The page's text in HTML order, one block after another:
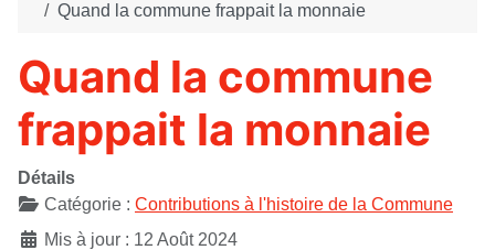
Quand la commune frappait la monnaie
Quand la commune
frappait la monnaie
Détails
Catégorie : Contributions à l'histoire de la Commune
Mis à jour : 12 Août 2024